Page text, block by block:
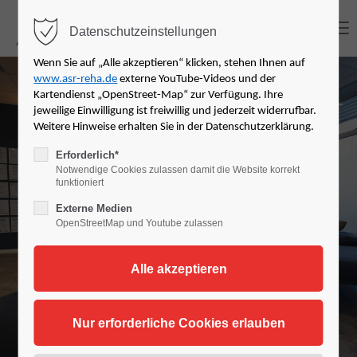
Login
Benutzername
Passwort
Informationen
für Kostenträger
Datenschutzeinstellungen
Wenn Sie auf „Alle akzeptieren“ klicken, stehen Ihnen auf
www.asr-reha.de externe YouTube-Videos und der
Kartendienst „OpenStreet-Map“ zur Verfügung. Ihre
jeweilige Einwilligung ist freiwillig und jederzeit widerrufbar.
Weitere Hinweise erhalten Sie in der Datenschutzerklärung.
Erforderlich*
Notwendige Cookies zulassen damit die Website korrekt
funktioniert
Externe Medien
OpenStreetMap und Youtube zulassen